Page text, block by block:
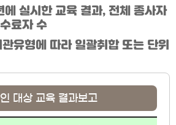
실시한 교육 결과, 전체 종사자
료자 수
관유형에 따라 일괄취합 또는 단위
대상 교육 결과보고